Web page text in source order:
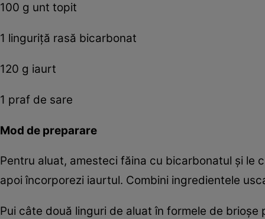
100 g unt topit
1 linguriță rasă bicarbonat
120 g iaurt
1 praf de sare
Mod de preparare
Pentru aluat, amesteci făina cu bicarbonatul și le
apoi încorporezi iaurtul. Combini ingredientele
Pui câte două linguri de aluat în formele de